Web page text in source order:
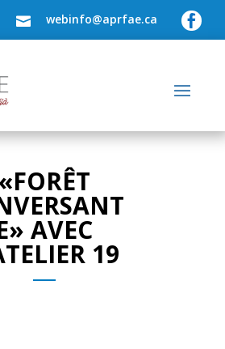
 webinfo@aprfae.ca 
«FORÊT
AVEC
19